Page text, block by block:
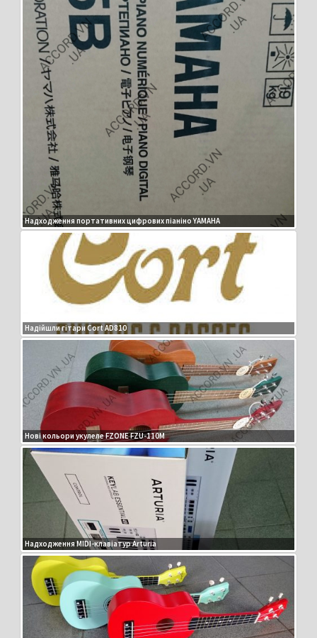
Надходження портативних цифрових піаніно YAMAHA
Надійшли гітари Cort AD810
Нові кольори укулеле FZONE FZU-110M
Надходження MIDI-клавіатур Arturia